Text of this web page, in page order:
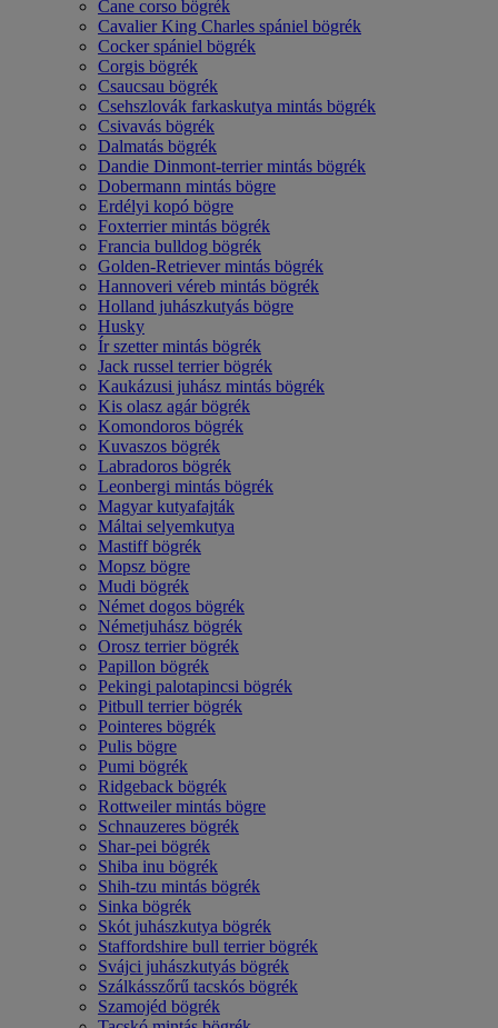
Cane corso bögrék
Cavalier King Charles spániel bögrék
Cocker spániel bögrék
Corgis bögrék
Csaucsau bögrék
Csehszlovák farkaskutya mintás bögrék
Csivavás bögrék
Dalmatás bögrék
Dandie Dinmont-terrier mintás bögrék
Dobermann mintás bögre
Erdélyi kopó bögre
Foxterrier mintás bögrék
Francia bulldog bögrék
Golden-Retriever mintás bögrék
Hannoveri véreb mintás bögrék
Holland juhászkutyás bögre
Husky
Ír szetter mintás bögrék
Jack russel terrier bögrék
Kaukázusi juhász mintás bögrék
Kis olasz agár bögrék
Komondoros bögrék
Kuvaszos bögrék
Labradoros bögrék
Leonbergi mintás bögrék
Magyar kutyafajták
Máltai selyemkutya
Mastiff bögrék
Mopsz bögre
Mudi bögrék
Német dogos bögrék
Németjuhász bögrék
Orosz terrier bögrék
Papillon bögrék
Pekingi palotapincsi bögrék
Pitbull terrier bögrék
Pointeres bögrék
Pulis bögre
Pumi bögrék
Ridgeback bögrék
Rottweiler mintás bögre
Schnauzeres bögrék
Shar-pei bögrék
Shiba inu bögrék
Shih-tzu mintás bögrék
Sinka bögrék
Skót juhászkutya bögrék
Staffordshire bull terrier bögrék
Svájci juhászkutyás bögrék
Szálkásszőrű tacskós bögrék
Szamojéd bögrék